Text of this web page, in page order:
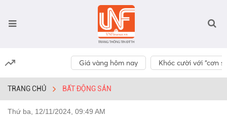
Giá vàng hôm nay Khóc cười với “cơn
TRANG CHỦ BẤT ĐỘNG SẢN
Thứ ba, 12/11/2024, 09:49 AM